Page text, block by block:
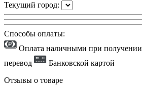
Текущий город:
Способы оплаты:
Оплата наличными при получении
перевод
Банковской картой
Отзывы о товаре